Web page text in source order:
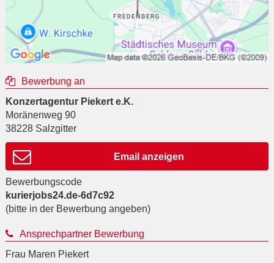
Bewerbung an
Konzertagentur Piekert e.K.
Moränenweg 90
38228 Salzgitter
Email anzeigen
Bewerbungscode
kurierjobs24.de-6d7c92
(bitte in der Bewerbung angeben)
Ansprechpartner Bewerbung
Frau Maren Piekert